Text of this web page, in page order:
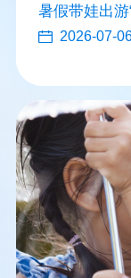
暑假带娃出
2026-07-